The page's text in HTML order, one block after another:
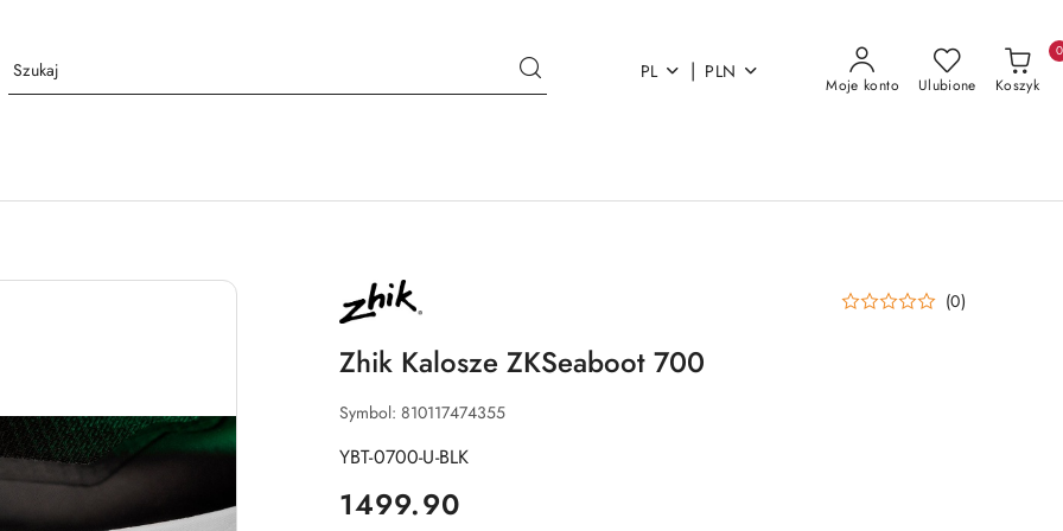
PL | PLN
Moje konto Ulubione Koszyk
0
NAZWA
PRODUCENTA:
ZHIK
(0)
Zhik Kalosze ZKSeaboot 700
Symbol: 810117474355
YBT-0700-U-BLK
cena:
1499.90